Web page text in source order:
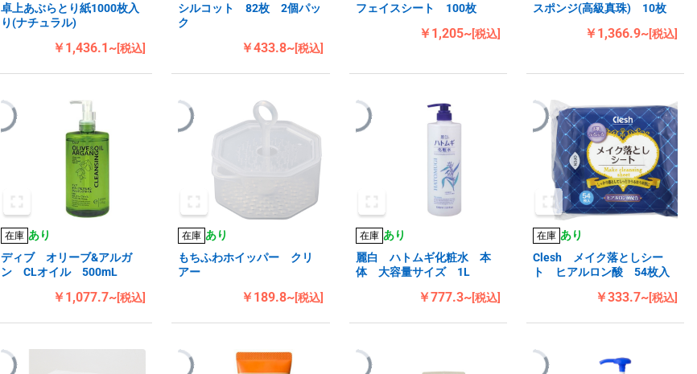
卓上あぶらとり紙1000枚入
り(ナチュラル)
￥1,436.1~[税込]
シルコット 82枚 2個パッ
ク
￥433.8~[税込]
フェイスシート 100枚
￥1,205~[税込]
スポンジ(高級真珠) 10枚
￥1,366.9~[税込]
在庫 あり
ディブ オリーブ&アルガ
ン CLオイル 500mL
￥1,077.7~[税込]
在庫 あり
もちふわホイッパー クリ
アー
￥189.8~[税込]
在庫 あり
麗白 ハトムギ化粧水 本
体 大容量サイズ 1L
￥777.3~[税込]
在庫 あり
Clesh メイク落としシー
ト ヒアルロン酸 54枚入
￥333.7~[税込]